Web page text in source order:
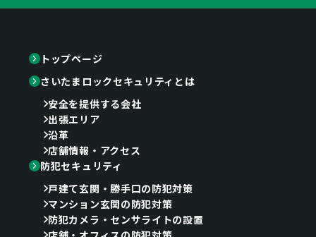
トップページ
さいたまロックセキュリティとは
安全を提供する会社
出張エリア
沿革
店舗情報・アクセス
防犯セキュリティ
戸建て玄関・勝手口の防犯対策
マンション玄関の防犯対策
防犯カメラ・センサライトの設置